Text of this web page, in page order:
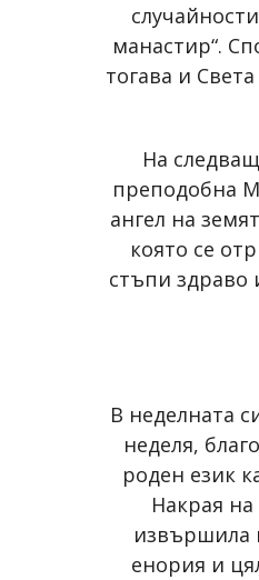
манастир“.
тогава и
На
преподобна
ангел на
която се
стъпи здраво
В неделната
неделя,
роден език
Накрая
извършила
енория и